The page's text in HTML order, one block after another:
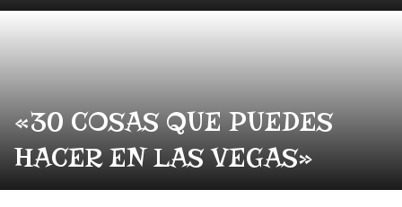
«30 COSAS QUE PUEDES
HACER EN LAS VEGAS»